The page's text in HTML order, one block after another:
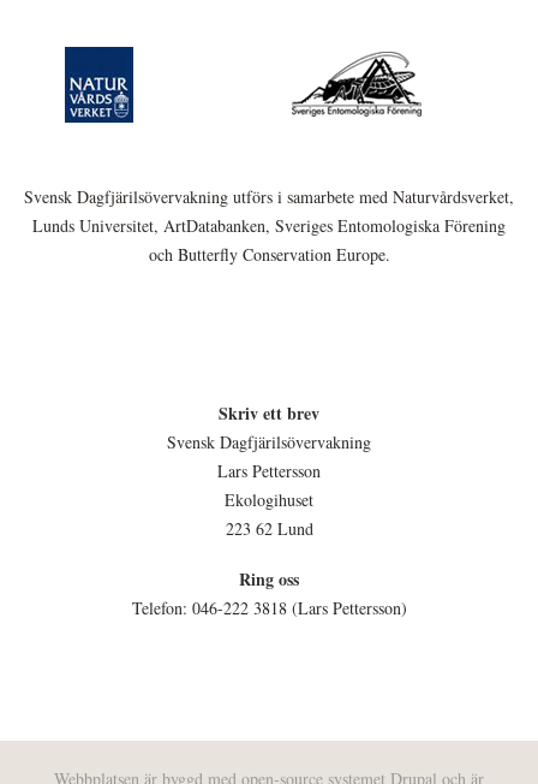
Svensk Dagfjärilsövervakning utförs i samarbete med Naturvårdsverket,
Lunds Universitet, ArtDatabanken, Sveriges Entomologiska Förening
och Butterfly Conservation Europe.
Skriv ett brev
Svensk Dagfjärilsövervakning
Lars Pettersson
Ekologihuset
223 62 Lund
Ring oss
Telefon: 046-222 3818 (Lars Pettersson)
Webbplatsen är byggd med open-source systemet Drupal och är